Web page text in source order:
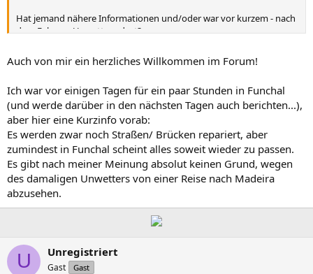
Hat jemand nähere Informationen und/oder war vor kurzem - nach
dem Februar-Unwetter - dort?
Ich bin für jeden Tipp dankbar!
MrX
Auch von mir ein herzliches Willkommen im Forum!
Ich war vor einigen Tagen für ein paar Stunden in Funchal
(und werde darüber in den nächsten Tagen auch berichten...),
aber hier eine Kurzinfo vorab:
Es werden zwar noch Straßen/ Brücken repariert, aber
zumindest in Funchal scheint alles soweit wieder zu passen.
Es gibt nach meiner Meinung absolut keinen Grund, wegen
des damaligen Unwetters von einer Reise nach Madeira
abzusehen.
U Unregistriert
Gast Gast